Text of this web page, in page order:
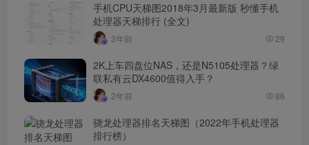
手机CPU天梯图2018年3月最新版 秒懂手机
处理器天梯排行 (全文)
3年前 29
2K上车四盘位NAS，还是N5105处理器？绿
联私有云DX4600值得入手？
2年前 86
骁龙处理器排名天梯图（2022年手机处理器
排行榜）